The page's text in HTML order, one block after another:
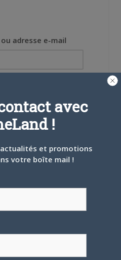
adresse e-mail
moi
avec
!
et promotions
votre boîte mail !